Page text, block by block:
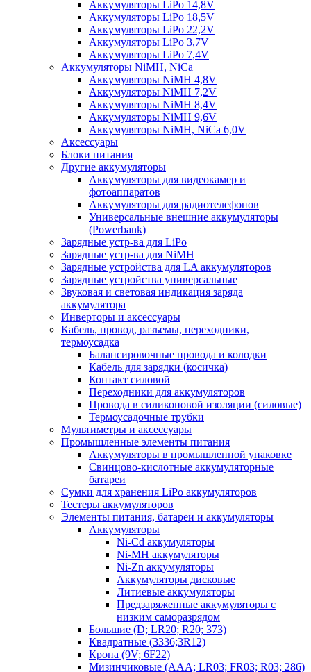
Аккумуляторы LiPo 14,8V
Аккумуляторы LiPo 18,5V
Аккумуляторы LiPo 22,2V
Аккумуляторы LiPo 3,7V
Аккумуляторы LiPo 7,4V
Аккумуляторы NiMH, NiCa
Аккумуляторы NiMH 4,8V
Аккумуляторы NiMH 7,2V
Аккумуляторы NiMH 8,4V
Аккумуляторы NiMH 9,6V
Аккумуляторы NiMH, NiCa 6,0V
Аксессуары
Блоки питания
Другие аккумуляторы
Аккумуляторы для видеокамер и
фотоаппаратов
Аккумуляторы для радиотелефонов
Универсальные внешние аккумуляторы
(Powerbank)
Зарядные устр-ва для LiPo
Зарядные устр-ва для NiMH
Зарядные устройства для LA аккумуляторов
Зарядные устройства универсальные
Звуковая и световая индикация заряда
аккумулятора
Инверторы и аксессуары
Кабель, провод, разъемы, переходники,
термоусадка
Балансировочные провода и колодки
Кабель для зарядки (косичка)
Контакт силовой
Переходники для аккумуляторов
Провода в силиконовой изоляции (силовые)
Термоусадочные трубки
Мультиметры и аксессуары
Промышленные элементы питания
Аккумуляторы в промышленной упаковке
Свинцово-кислотные аккумуляторные
батареи
Сумки для хранения LiPo аккумуляторов
Тестеры аккумуляторов
Элементы питания, батареи и аккумуляторы
Аккумуляторы
Ni-Cd аккумуляторы
Ni-MH аккумуляторы
Ni-Zn аккумуляторы
Аккумуляторы дисковые
Литиевые аккумуляторы
Предзаряженные аккумуляторы с
низким саморазрядом
Большие (D; LR20; R20; 373)
Квадратные (3336;3R12)
Крона (9V; 6F22)
Мизинчиковые (AAA; LR03; FR03; R03; 286)